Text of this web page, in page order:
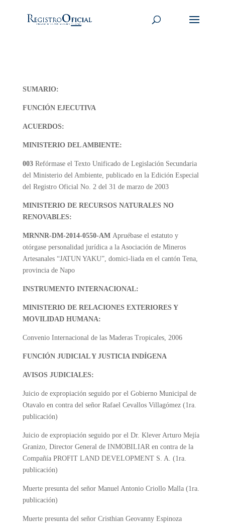
SUMARIO:
FUNCIÓN EJECUTIVA
ACUERDOS:
MINISTERIO DEL AMBIENTE:
003Refórmase el Texto Unificado de Legislación Secundaria
del Ministerio del Ambiente, publicado en la Edición Especial
del Registro Oficial No. 2 del 31 de marzo de 2003
MINISTERIO DE RECURSOS NATURALES NO
RENOVABLES:
MRNNR-DM-2014-0550-AM Apruébase el estatuto y
otórgase personalidad jurídica a la Asociación de Mineros
Artesanales “JATUN YAKU”, domici-liada en el cantón Tena,
provincia de Napo
INSTRUMENTO INTERNACIONAL:
MINISTERIO DE RELACIONES EXTERIORES Y
MOVILIDAD HUMANA:
Convenio Internacional de las Maderas Tropicales, 2006
FUNCIÓN JUDICIAL Y JUSTICIA INDÍGENA
AVISOS JUDICIALES:
Juicio de expropiación seguido por el Gobierno Municipal de
Otavalo en contra del señor Rafael Cevallos Villagómez (1ra.
publicación)
Juicio de expropiación seguido por el Dr. Klever Arturo Mejía
Granizo, Director General de INMOBILIAR en contra de la
Compañía PROFIT LAND DEVELOPMENT S. A. (1ra.
publicación)
Muerte presunta del señor Manuel Antonio Criollo Malla (1ra.
publicación)
Muerte presunta del señor Cristhian Geovanny Espinoza